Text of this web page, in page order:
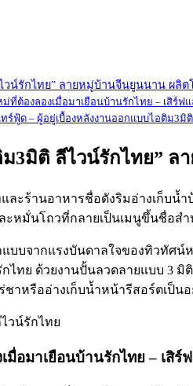
วน์รักไทย” ลายหมู่บ้านจีนยูนนาน ผ
ม่ที่ต้องลองเมื่อมาเยือนบ้านรักไทย – เสิร์
ร์ฟู้ด – ผู้อยู่เบื้องหลังงานออกแบบไอติม3มิ
ม3มิติ ลีไวน์รักไทย”
ละร้านอาหารชื่อดังริมอ่างเก็บน้
หมั่นโถวที่กลายเป็นเมนูขึ้นชื่อสำ
บบจากแรงบันดาลใจของทิวทัศน์
ไทย ด้วยงานปั้นลวดลายแบบ 3 มิ
ชาหรืออ่างเก็บน้ำหน้ารีสอร์ตเป็น
มื่อมาเยือนบ้านรักไทย – เสิ